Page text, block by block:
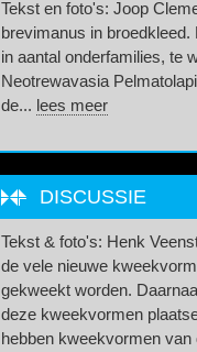
Tekst en foto's: Joop
brevimanus in
in aantal onderfamilies, te
Neotrewavasia
de... lees meer
DISCUSSIE
Tekst & foto's: Henk
de vele nieuwe
gekweekt worden.
deze kweekvormen
hebben kweekvormen